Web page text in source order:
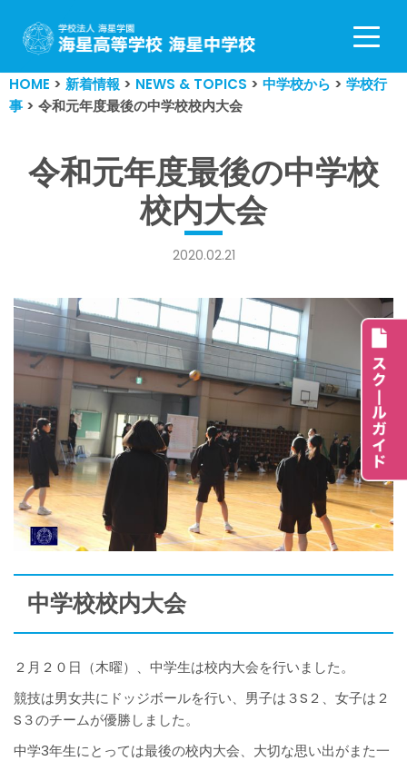
コ
ン
テ
ン
ス
HOME > 新着情報 > NEWS & TOPICS > 中学校から > 学校行
事 > 令和元年度最後の中学校校内大会
令和元年度最後の中学校
校内大会
2020.02.21
中学校校内大会
２月２０日（木曜）、中学生は校内大会を行いました。
競技は男女共にドッジボールを行い、男子は３S２、女子は２
S３のチームが優勝しました。
中学3年生にとっては最後の校内大会、大切な思い出がまた一